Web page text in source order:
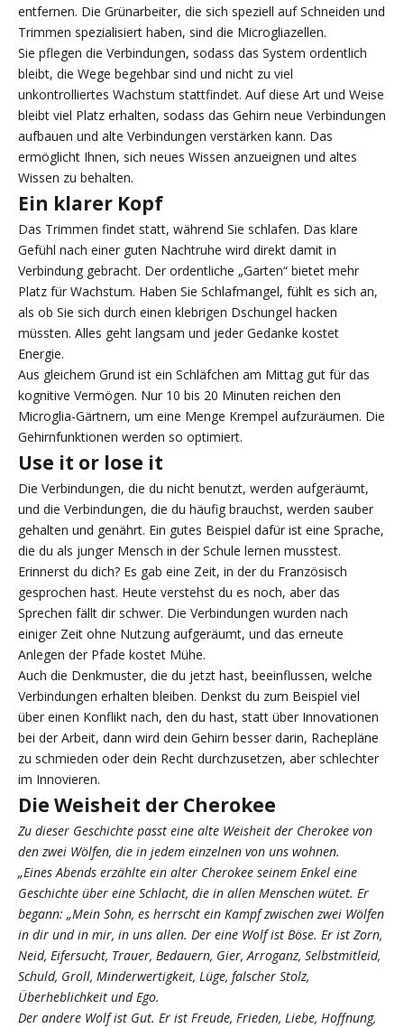
entfernen. Die Grünarbeiter, die sich speziell auf Schneiden und
Trimmen spezialisiert haben, sind die Microgliazellen.
Sie pflegen die Verbindungen, sodass das System ordentlich
bleibt, die Wege begehbar sind und nicht zu viel
unkontrolliertes Wachstum stattfindet. Auf diese Art und Weise
bleibt viel Platz erhalten, sodass das Gehirn neue Verbindungen
aufbauen und alte Verbindungen verstärken kann. Das
ermöglicht Ihnen, sich neues Wissen anzueignen und altes
Wissen zu behalten.
Ein klarer Kopf
Das Trimmen findet statt, während Sie schlafen. Das klare
Gefühl nach einer guten Nachtruhe wird direkt damit in
Verbindung gebracht. Der ordentliche „Garten“ bietet mehr
Platz für Wachstum. Haben Sie Schlafmangel, fühlt es sich an,
als ob Sie sich durch einen klebrigen Dschungel hacken
müssten. Alles geht langsam und jeder Gedanke kostet
Energie.
Aus gleichem Grund ist ein Schläfchen am Mittag gut für das
kognitive Vermögen. Nur 10 bis 20 Minuten reichen den
Microglia-Gärtnern, um eine Menge Krempel aufzuräumen. Die
Gehirnfunktionen werden so optimiert.
Use it or lose it
Die Verbindungen, die du nicht benutzt, werden aufgeräumt,
und die Verbindungen, die du häufig brauchst, werden sauber
gehalten und genährt. Ein gutes Beispiel dafür ist eine Sprache,
die du als junger Mensch in der Schule lernen musstest.
Erinnerst du dich? Es gab eine Zeit, in der du Französisch
gesprochen hast. Heute verstehst du es noch, aber das
Sprechen fällt dir schwer. Die Verbindungen wurden nach
einiger Zeit ohne Nutzung aufgeräumt, und das erneute
Anlegen der Pfade kostet Mühe.
Auch die Denkmuster, die du jetzt hast, beeinflussen, welche
Verbindungen erhalten bleiben. Denkst du zum Beispiel viel
über einen Konflikt nach, den du hast, statt über Innovationen
bei der Arbeit, dann wird dein Gehirn besser darin, Rachepläne
zu schmieden oder dein Recht durchzusetzen, aber schlechter
im Innovieren.
Die Weisheit der Cherokee
Zu dieser Geschichte passt eine alte Weisheit der Cherokee von
den zwei Wölfen, die in jedem einzelnen von uns wohnen.
„Eines Abends erzählte ein alter Cherokee seinem Enkel eine
Geschichte über eine Schlacht, die in allen Menschen wütet. Er
begann: „Mein Sohn, es herrscht ein Kampf zwischen zwei Wölfen
in dir und in mir, in uns allen. Der eine Wolf ist Böse. Er ist Zorn,
Neid, Eifersucht, Trauer, Bedauern, Gier, Arroganz, Selbstmitleid,
Schuld, Groll, Minderwertigkeit, Lüge, falscher Stolz,
Überheblichkeit und Ego.
Der andere Wolf ist Gut. Er ist Freude, Frieden, Liebe, Hoffnung,